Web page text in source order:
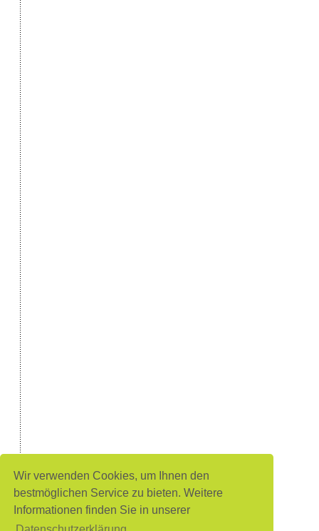
Wir verwenden Cookies, um Ihnen den
bestmöglichen Service zu bieten. Weitere
Informationen finden Sie in unserer